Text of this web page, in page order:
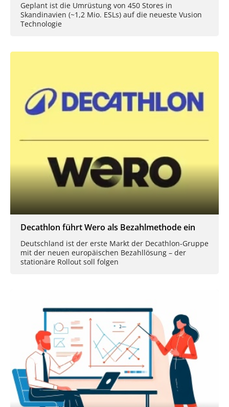
Geplant ist die Umrüstung von 450 Stores in
Skandinavien (~1,2 Mio. ESLs) auf die neueste Vusion
Technologie
Decathlon führt Wero als Bezahlmethode ein
Deutschland ist der erste Markt der Decathlon-Gruppe
mit der neuen europäischen Bezahllösung – der
stationäre Rollout soll folgen